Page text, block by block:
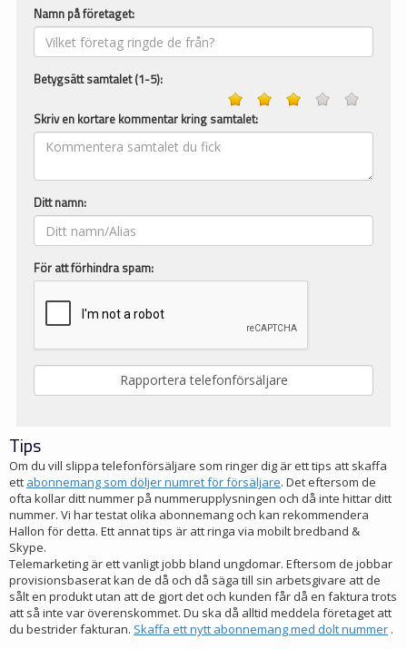
Namn på företaget:
Betygsätt samtalet (1-5):
Skriv en kortare kommentar kring samtalet:
Ditt namn:
För att förhindra spam:
Tips
Om du vill slippa telefonförsäljare som ringer dig är ett tips att skaffa
ett abonnemang som döljer numret för försäljare. Det eftersom de
ofta kollar ditt nummer på nummerupplysningen och då inte hittar ditt
nummer. Vi har testat olika abonnemang och kan rekommendera
Hallon för detta. Ett annat tips är att ringa via mobilt bredband &
Skype.
Telemarketing är ett vanligt jobb bland ungdomar. Eftersom de jobbar
provisionsbaserat kan de då och då säga till sin arbetsgivare att de
sålt en produkt utan att de gjort det och kunden får då en faktura trots
att så inte var överenskommet. Du ska då alltid meddela företaget att
du bestrider fakturan. Skaffa ett nytt abonnemang med dolt nummer .